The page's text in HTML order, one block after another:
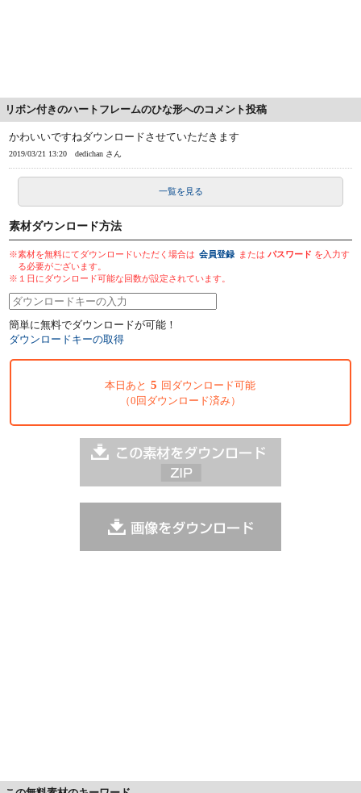
リボン付きのハートフレームのひな形へのコメント投稿
かわいいですねダウンロードさせていただきます
2019/03/21 13:20 dedichan さん
一覧を見る
素材ダウンロード方法
※素材を無料にてダウンロードいただく場合は 会員登録 またはパスワード を入力す
る必要がございます。
※１日にダウンロード可能な回数が設定されています。
簡単に無料でダウンロードが可能！
ダウンロードキーの取得
本日あと 5 回ダウンロード可能
（0回ダウンロード済み）